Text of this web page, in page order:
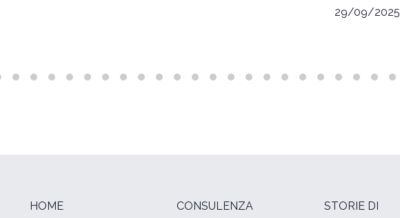
29/09/2025
HOME CONSULENZA STORIE DI